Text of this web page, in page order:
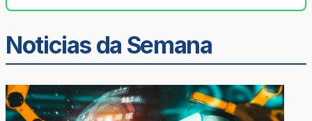
Noticias da Semana